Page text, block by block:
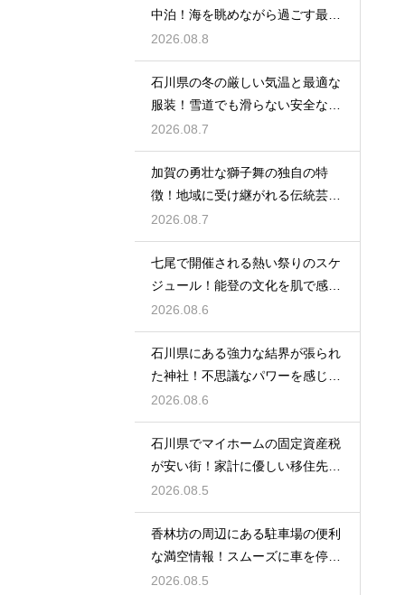
中泊！海を眺めながら過ごす最高
の朝時間
2026.08.8
石川県の冬の厳しい気温と最適な
服装！雪道でも滑らない安全な靴
の選び方
2026.08.7
加賀の勇壮な獅子舞の独自の特
徴！地域に受け継がれる伝統芸能
の迫力
2026.08.7
七尾で開催される熱い祭りのスケ
ジュール！能登の文化を肌で感じ
る体験
2026.08.6
石川県にある強力な結界が張られ
た神社！不思議なパワーを感じる
神秘の地
2026.08.6
石川県でマイホームの固定資産税
が安い街！家計に優しい移住先の
選び方
2026.08.5
香林坊の周辺にある駐車場の便利
な満空情報！スムーズに車を停め
る裏技
2026.08.5